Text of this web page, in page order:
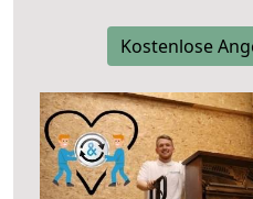
Kostenlose